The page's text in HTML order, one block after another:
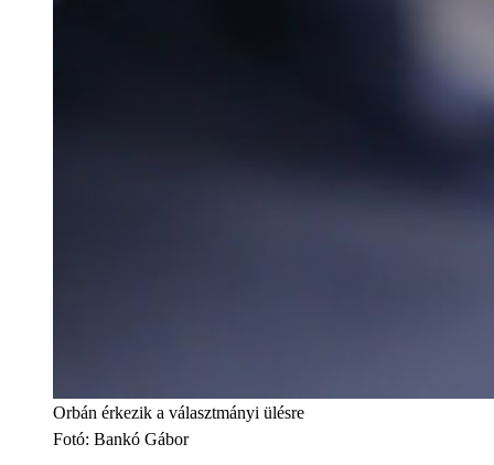
Orbán érkezik a választmányi ülésre
Fotó: Bankó Gábor